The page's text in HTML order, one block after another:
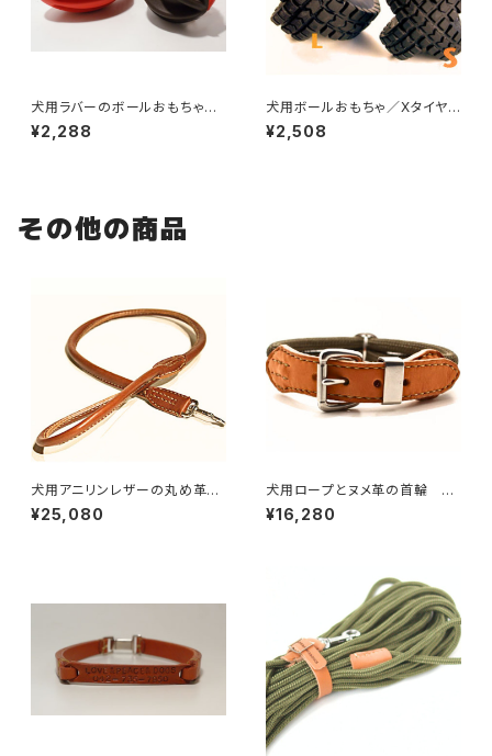
犬用ラバーのボールおもちゃ／
ウィグワグボール
¥2,288
犬用ボールおもちゃ／Xタイヤ
ボール Lサイズ
¥2,508
その他の商品
犬用アニリンレザーの丸め革プ
レーンリード90cm 【受注製
作】LOVE&PEACE&DOGSオリ
¥25,080
犬用ロープとヌメ革の首輪 オ
ーダーサイズ31〜49cm 【受
注製作】LOVE＆PEACE＆DOG
¥16,280